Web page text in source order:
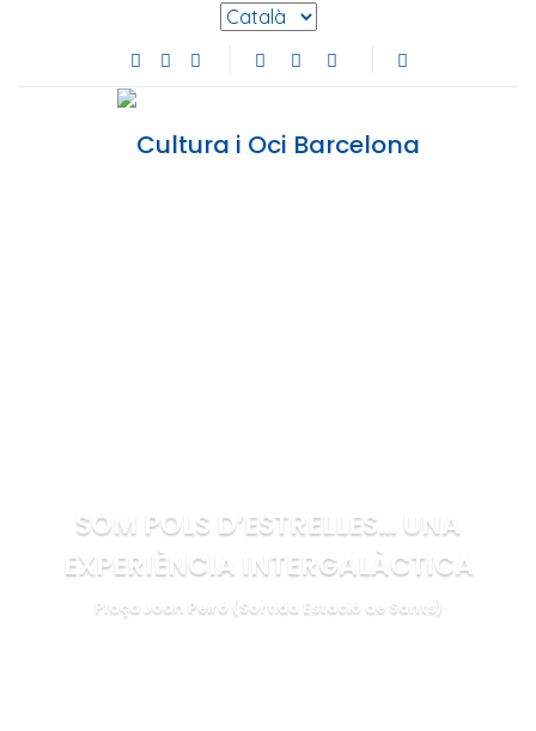
Selecciona l'idioma
Facebook de Cultura i Oci Barcelona (s'obre en
Instagram de Cultura i Oci Barcelona
Youtube de Cultura i Oci Barcelona
SOM POLS D’ESTRELLES… UNA
EXPERIÈNCIA INTERGALÀCTICA
Plaça Joan Peiró (Sortida Estació de Sants)